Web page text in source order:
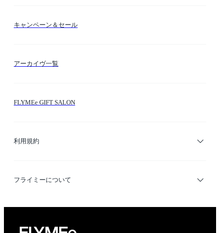
キャンペーン＆セール
アーカイヴ一覧
FLYMEe GIFT SALON
利用規約
利用規約
フライミーについて